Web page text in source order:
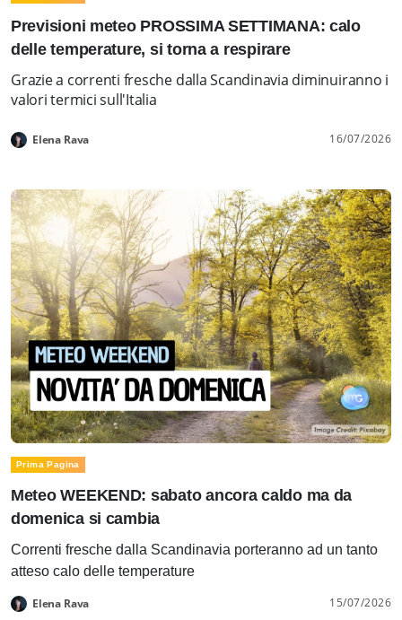
Previsioni meteo PROSSIMA SETTIMANA: calo
delle temperature, si torna a respirare
Grazie a correnti fresche dalla Scandinavia diminuiranno i
valori termici sull'Italia
Elena Rava 16/07/2026
Prima Pagina
Meteo WEEKEND: sabato ancora caldo ma da
domenica si cambia
Correnti fresche dalla Scandinavia porteranno ad un tanto
atteso calo delle temperature
Elena Rava 15/07/2026